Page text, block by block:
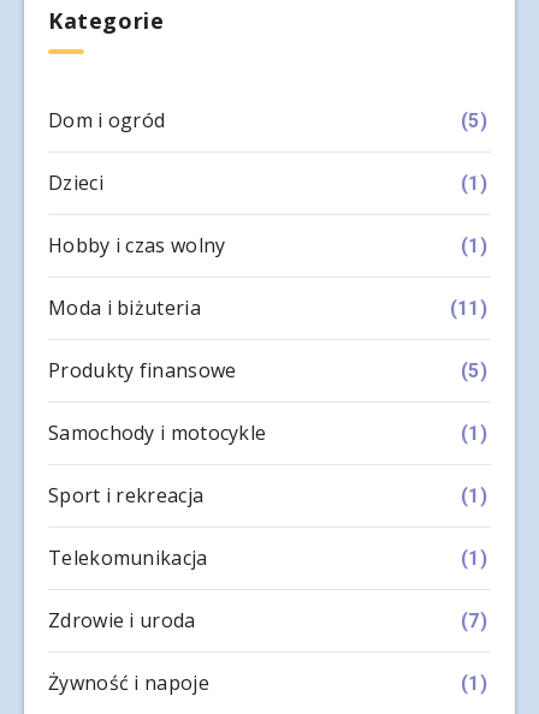
Kategorie
Dom i ogród (5)
Dzieci (1)
Hobby i czas wolny (1)
Moda i biżuteria (11)
Produkty finansowe (5)
Samochody i motocykle (1)
Sport i rekreacja (1)
Telekomunikacja (1)
Zdrowie i uroda (7)
Żywność i napoje (1)